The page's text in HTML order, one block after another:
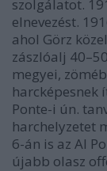
szolgálatot.
elnevezést.
ahol Görz
zászlóalj
megyei,
harcképesnek
Ponte-i ún.
harchelyzetet
6-án is az Al
újabb olasz